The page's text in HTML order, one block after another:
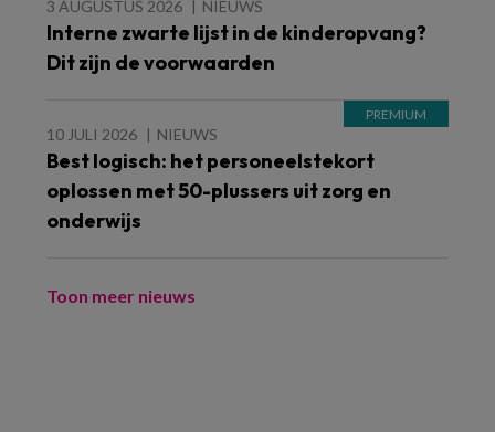
3 AUGUSTUS 2026 NIEUWS
Interne zwarte lijst in de kinderopvang?
Dit zijn de voorwaarden
10 JULI 2026 NIEUWS
Best logisch: het personeelstekort
oplossen met 50-plussers uit zorg en
onderwijs
Toon meer nieuws